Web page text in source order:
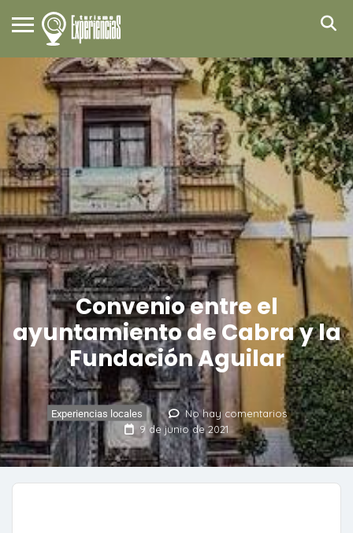
Convenio entre el
ayuntamiento de Cabra y la
Fundación Aguilar
Experiencias locales
No hay comentarios
9 de junio de 2021